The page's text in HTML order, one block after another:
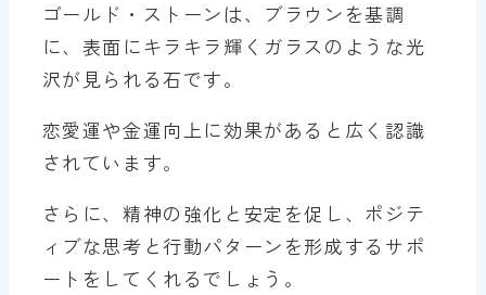
ゴールド・ストーンは、ブラウンを基調
に、表面にキラキラ輝くガラスのような光
沢が見られる石です。
恋愛運や金運向上に効果があると広く認識
されています。
さらに、精神の強化と安定を促し、ポジテ
ィブな思考と行動パターンを形成するサポ
ートをしてくれるでしょう。